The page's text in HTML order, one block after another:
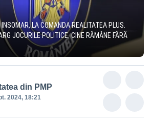
LA COMANDA REALITATEA PLUS.
JOCURILE POLITICE. CINE RĂMÂNE FĂRĂ
din PMP
2024, 18:21